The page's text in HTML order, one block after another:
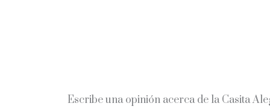
Escribe una opinión acerca de la Casita